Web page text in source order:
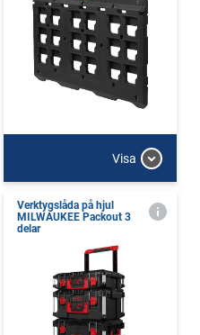
Visa
Verktygslåda på hjul
MILWAUKEE Packout 3
delar